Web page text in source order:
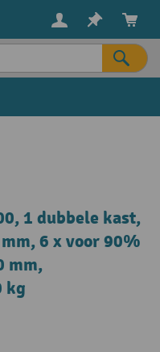
1 dubbele kast,
6 x voor 90%
mm,
kg